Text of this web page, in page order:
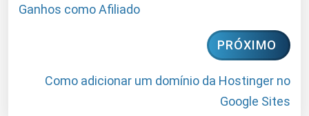
Ganhos como Afiliado
PRÓXIMO
Como adicionar um domínio da Hostinger no
Google Sites